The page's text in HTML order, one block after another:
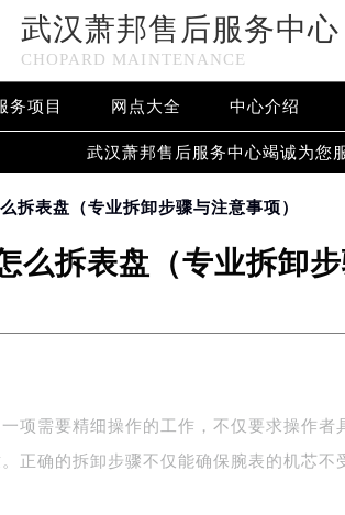
武汉萧邦售后服务中心
CHOPARD MAINTENANCE
务项目 网点大全 中心介绍
武汉萧邦售后服务中心竭诚为您
拆表盘（专业拆卸步骤与注意事项）
么拆表盘（专业拆卸步
项需要精细操作的工作，不仅要求操作者
正确的拆卸步骤不仅能确保腕表的机芯